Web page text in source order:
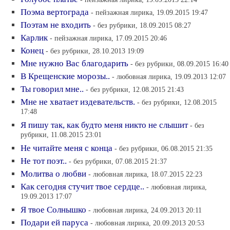
Поэма вертограда - пейзажная лирика, 19.09.2015 19:47
Поэтам не входить - без рубрики, 18.09.2015 08:27
Карлик - пейзажная лирика, 17.09.2015 20:46
Конец - без рубрики, 28.10.2013 19:09
Мне нужно Вас благодарить - без рубрики, 08.09.2015 16:40
В Крещенские морозы.. - любовная лирика, 19.09.2013 12:07
Ты говорил мне.. - без рубрики, 12.08.2015 21:43
Мне не хватает издевательств. - без рубрики, 12.08.2015
17:48
Я пишу так, как будто меня никто не слышит - без
рубрики, 11.08.2015 23:01
Не читайте меня с конца - без рубрики, 06.08.2015 21:35
Не тот поэт.. - без рубрики, 07.08.2015 21:37
Молитва о любви - любовная лирика, 18.07.2015 22:23
Как сегодня стучит твое сердце.. - любовная лирика,
19.09.2013 17:07
Я твое Солнышко - любовная лирика, 24.09.2013 20:11
Подари ей паруса - любовная лирика, 20.09.2013 20:53